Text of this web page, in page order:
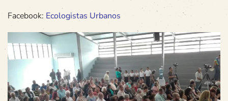
Facebook: Ecologistas Urbanos